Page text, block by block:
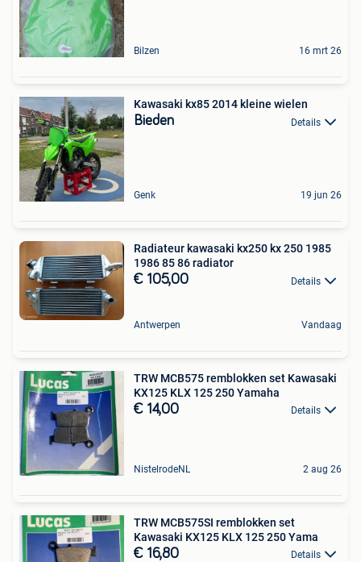
Bilzen 16 mrt 26
Kawasaki kx85 2014 kleine wielen
Bieden Details
Genk 19 jun 26
Radiateur kawasaki kx250 kx 250 1985
1986 85 86 radiator
€ 105,00 Details
Antwerpen Vandaag
TRW MCB575 remblokken set Kawasaki
KX125 KLX 125 250 Yamaha
€ 14,00 Details
NistelrodeNL 2 aug 26
TRW MCB575SI remblokken set
Kawasaki KX125 KLX 125 250 Yama
€ 16,80 Details